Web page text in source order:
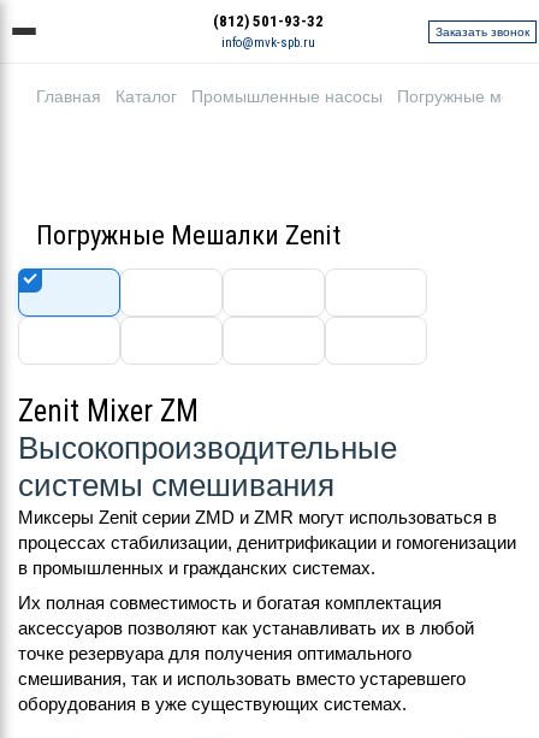
(812) 501-93-32
info@mvk-spb.ru
Заказать звонок
Главная Каталог Промышленные насосы Погружные
Погружные Мешалки Zenit
Zenit Mixer ZM
Высокопроизводительные
cистемы смешивания
Миксеры Zenit серии ZMD и ZMR могут использоваться в
процессах стабилизации, денитрификации и гомогенизации
в промышленных и гражданских системах.
Их полная совместимость и богатая комплектация
аксессуаров позволяют как устанавливать их в любой
точке резервуара для получения оптимального
смешивания, так и использовать вместо устаревшего
оборудования в уже существующих системах.